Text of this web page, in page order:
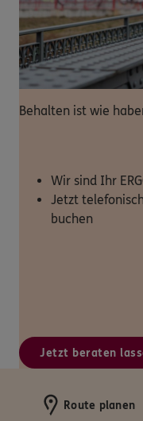
Behalten ist wie
Wir sind Ihr
Jetzt
buchen
Jetzt beraten
Route planen